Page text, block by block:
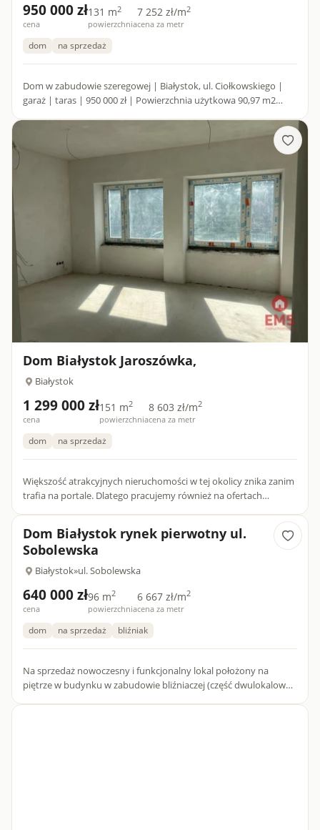
950 000 zł
cena
131 m2
powierzchnia
7 252 zł/m2
cena za metr
dom na sprzedaż
Dom w zabudowie szeregowej | Białystok, ul. Ciołkowskiego |
garaż | taras | 950 000 zł | Powierzchnia użytkowa 90,97 m2
Dom Białystok Jaroszówka,
Białystok
1 299 000 zł
cena
151 m2
powierzchnia
8 603 zł/m2
cena za metr
dom na sprzedaż
Większość atrakcyjnych nieruchomości w tej okolicy znika zanim
trafia na portale. Dlatego pracujemy również na ofertach
Dom Białystok rynek pierwotny ul.
Sobolewska
Białystok»ul. Sobolewska
640 000 zł
cena
96 m2
powierzchnia
6 667 zł/m2
cena za metr
dom na sprzedaż bliźniak
Na sprzedaż nowoczesny i funkcjonalny lokal położony na
piętrze w budynku w zabudowie bliźniaczej (część dwulokalowa).